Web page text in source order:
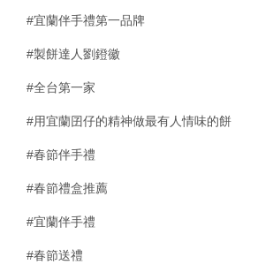
#宜蘭伴手禮第一品牌
#製餅達人劉鐙徽
#全台第一家
#用宜蘭囝仔的精神做最有人情味的餅
#春節伴手禮
#春節禮盒推薦
#宜蘭伴手禮
#春節送禮